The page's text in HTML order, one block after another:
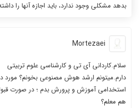
بدهد مشکلی وجود ندارد، باید اجازه آنها را
Mortezaei
سلام.کاردانی آی تی و کارشناسی علوم تربیتی
دارم.میتونم ارشد هوش مصنوعی بخونم؟ مورد
استخدامی آموزش و پرورش بدم ؛ در صورت
هم معلم؟